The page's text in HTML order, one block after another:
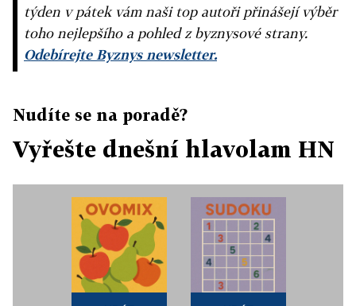
týden v pátek vám naši top autoři přinášejí výběr
toho nejlepšího a pohled z byznysové strany.
Odebírejte Byznys newsletter.
Nudíte se na poradě?
Vyřešte dnešní hlavolam HN